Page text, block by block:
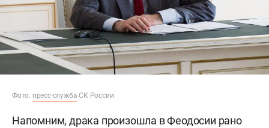
Фото: пресс-служба СК России
Напомним, драка произошла в Феодосии рано